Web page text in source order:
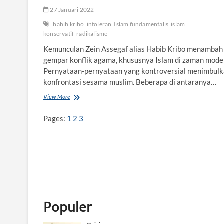
27 Januari 2022
habib kribo intoleran Islam fundamentalis islam
konservatif radikalisme
Kemunculan Zein Assegaf alias Habib Kribo menambah
gempar konflik agama, khususnya Islam di zaman
Pernyataan-pernyataan yang kontroversial
konfrontasi sesama muslim. Beberapa di antaranya…
View More H
i
n
K
Pages: 1 2 3
Populer